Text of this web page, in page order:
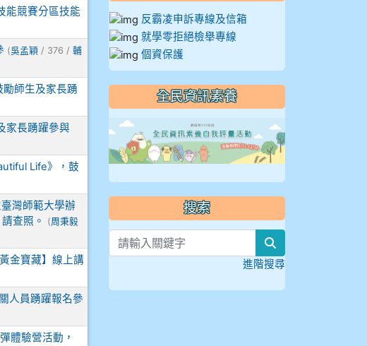
能競賽分區技能
(吳孟穎/ 376 / 輔
勵師生及家長踴
家長踴躍參與
Life》，鼓
灣師範大學辦
查照。
(周秉毅
金寶藏】線上講
人員踴躍報名參
體驗營活動，
反霸凌申訴專線及信箱
就學零拒絕檢舉專線
個資保護
全民資訊素養
搜索
進階搜尋